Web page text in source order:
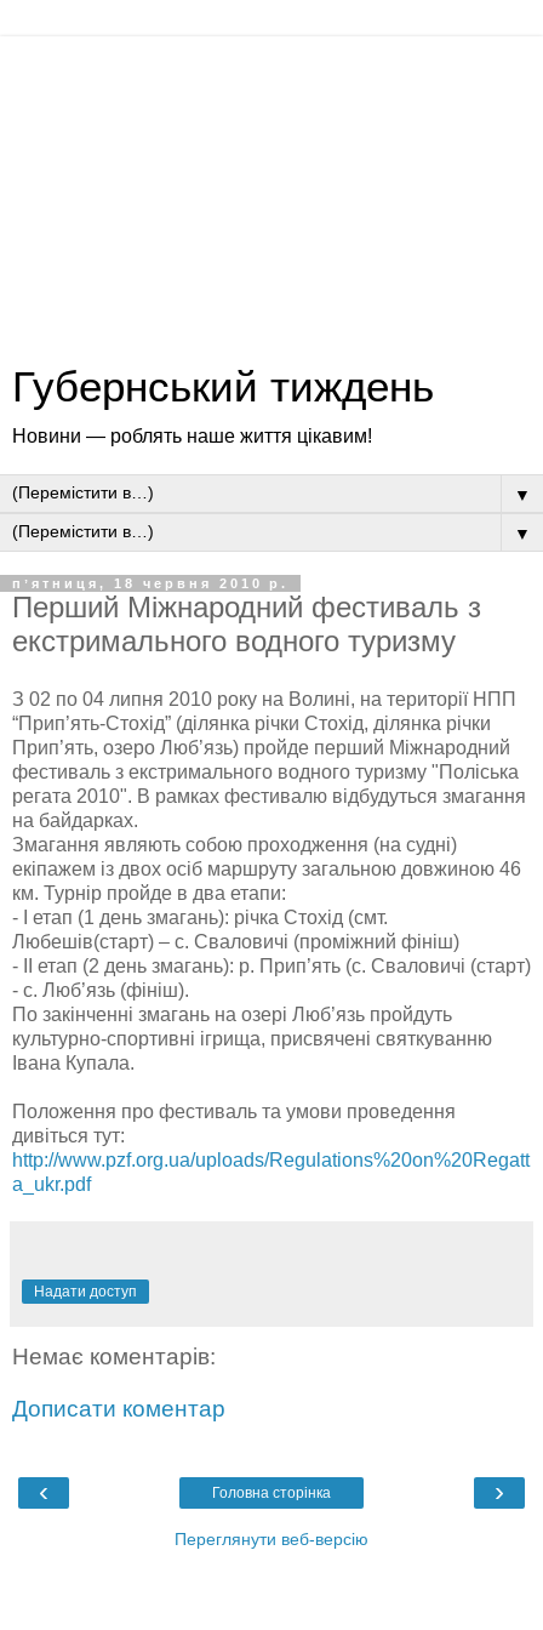
Губернський тиждень
Новини — роблять наше життя цікавим!
▼
▼
пʼятниця, 18 червня 2010 р.
Перший Міжнародний фестиваль з
екстримального водного туризму
З 02 по 04 липня 2010 року на Волині, на території НПП
“Прип’ять-Стохід” (ділянка річки Стохід, ділянка річки
Прип’ять, озеро Люб’язь) пройде перший Міжнародний
фестиваль з екстримального водного туризму "Поліська
регата 2010". В рамках фестивалю відбудуться змагання
на байдарках.
Змагання являють собою проходження (на судні)
екіпажем із двох осіб маршруту загальною довжиною 46
км. Турнір пройде в два етапи:
- І етап (1 день змагань): річка Стохід (смт.
Любешів(старт) – с. Сваловичі (проміжний фініш)
- ІІ етап (2 день змагань): р. Прип’ять (с. Сваловичі (старт)
- с. Люб’язь (фініш).
По закінченні змагань на озері Люб’язь пройдуть
культурно-спортивні ігрища, присвячені святкуванню
Івана Купала.
Положення про фестиваль та умови проведення
дивіться тут:
http://www.pzf.org.ua/uploads/Regulations%20on%20Regatt
a_ukr.pdf
Надати доступ
Немає коментарів:
Дописати коментар
‹ ›
Головна сторінка
Переглянути веб-версію